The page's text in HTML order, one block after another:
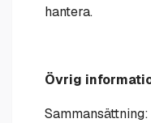
hantera.
Övrig